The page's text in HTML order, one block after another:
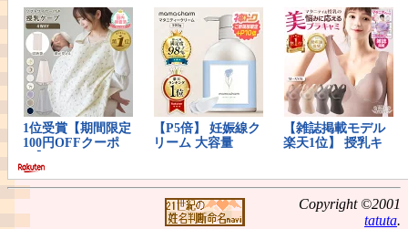
Copyright ©2001
tatuta.